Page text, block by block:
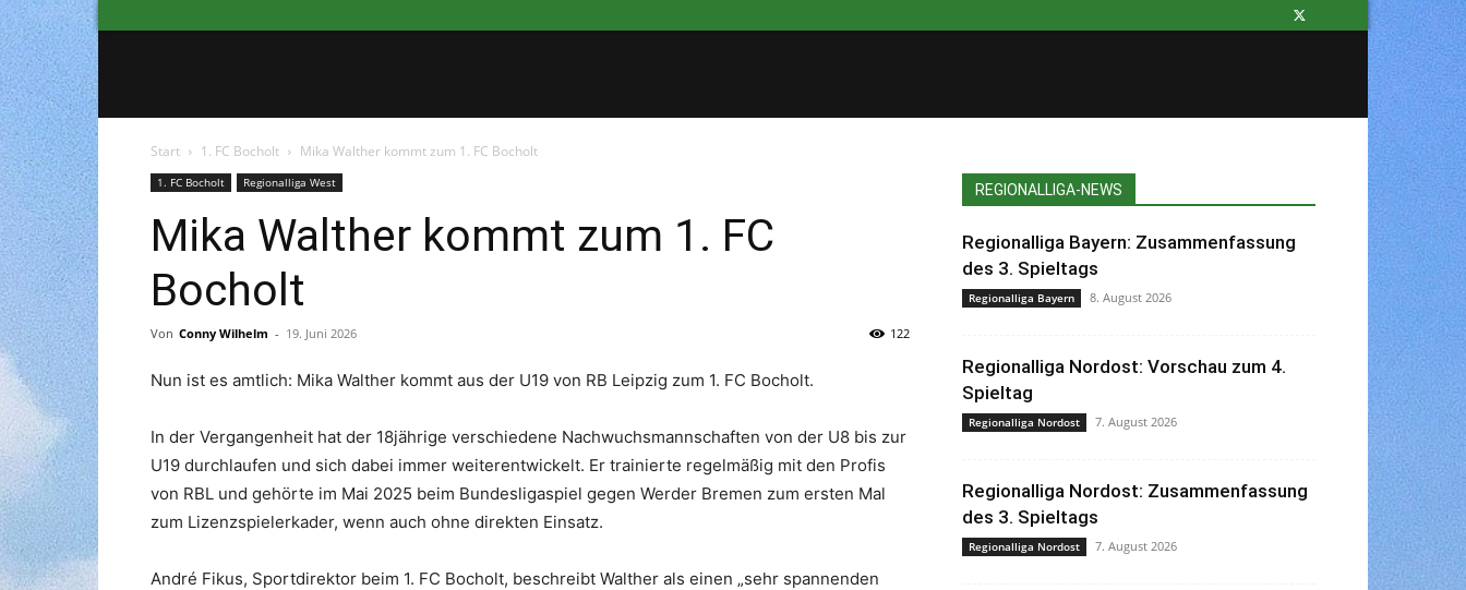
Start 1. FC Bocholt Mika Walther kommt zum 1. FC Bocholt
1. FC Bocholt Regionalliga West
Mika Walther kommt zum 1. FC
Bocholt
Von Conny Wilhelm - 19. Juni 2026 122
Nun ist es amtlich: Mika Walther kommt aus der U19 von RB Leipzig zum 1. FC Bocholt.
In der Vergangenheit hat der 18jährige verschiedene Nachwuchsmannschaften von der U8 bis zur
U19 durchlaufen und sich dabei immer weiterentwickelt. Er trainierte regelmäßig mit den Profis
von RBL und gehörte im Mai 2025 beim Bundesligaspiel gegen Werder Bremen zum ersten Mal
zum Lizenzspielerkader, wenn auch ohne direkten Einsatz.
André Fikus, Sportdirektor beim 1. FC Bocholt, beschreibt Walther als einen „sehr spannenden
REGIONALLIGA-NEWS
Regionalliga Bayern: Zusammenfassung
des 3. Spieltags
Regionalliga Bayern 8. August 2026
Regionalliga Nordost: Vorschau zum 4.
Spieltag
Regionalliga Nordost 7. August 2026
Regionalliga Nordost: Zusammenfassung
des 3. Spieltags
Regionalliga Nordost 7. August 2026